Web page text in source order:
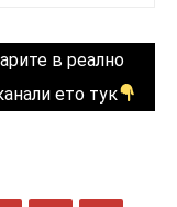
в реално
ето тук